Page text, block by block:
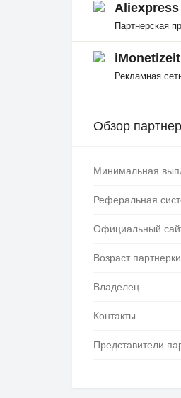
Aliexpress
Партнерская
iMonetizeit
Рекламная
Обзор
Минимальная
Реферальная
Официальный
Возраст партнерки
Владелец
Контакты
Представители